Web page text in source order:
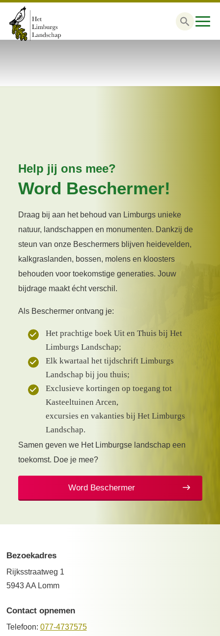
Zoek
Help jij ons mee?
Word Beschermer!
Draag bij aan het behoud van Limburgs unieke
natuur, landschappen en monumenten. Dankzij de
steun van onze Beschermers blijven heidevelden,
kalkgraslanden, bossen, molens en kloosters
behouden voor toekomstige generaties. Jouw
bijdrage maakt écht verschil.
Als Beschermer ontvang je:
Het prachtige boek Uit en Thuis bij Het
Limburgs Landschap;
Elk kwartaal het tijdschrift Limburgs
Landschap bij jou thuis;
Exclusieve kortingen op toegang tot
Kasteeltuinen Arcen,
excursies en vakanties bij Het Limburgs
Landschap.
Samen geven we Het Limburgse landschap een
toekomst. Doe je mee?
Word Beschermer
Bezoekadres
Rijksstraatweg 1
5943 AA Lomm
Contact opnemen
Telefoon: 077-4737575